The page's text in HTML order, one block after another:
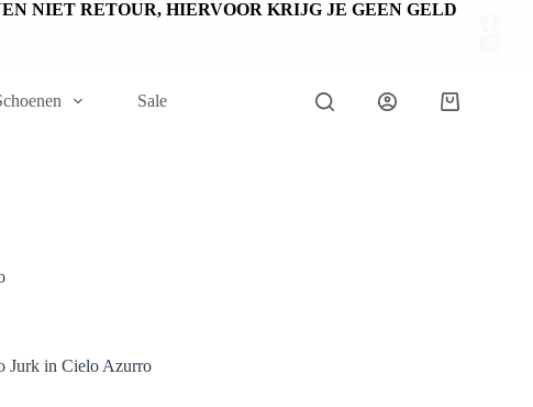
NIET RETOUR, HIERVOOR KRIJG JE GEEN GELD
Sale
Jurk in Cielo Azurro